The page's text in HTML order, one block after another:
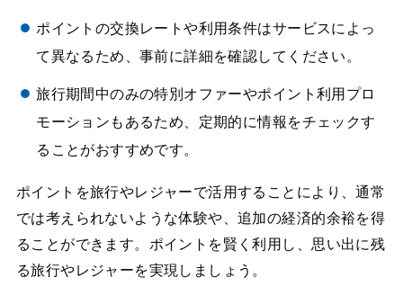
ポイントの交換レートや利用条件はサービスによっ
て異なるため、事前に詳細を確認してください。
旅行期間中のみの特別オファーやポイント利用プロ
モーションもあるため、定期的に情報をチェックす
ることがおすすめです。
ポイントを旅行やレジャーで活用することにより、通常
では考えられないような体験や、追加の経済的余裕を得
ることができます。ポイントを賢く利用し、思い出に残
る旅行やレジャーを実現しましょう。